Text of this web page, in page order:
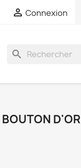
 Connexion

D'OR